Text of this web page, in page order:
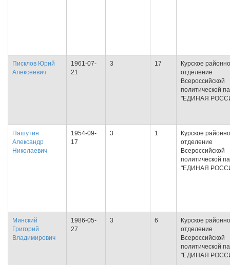
Писклов Юрий
Алексеевич
1961-07-
21
3 17
Курское
отделение
Всероссийской
политической
"ЕДИНАЯ
Пашутин
Александр
Николаевич
1954-09-
17
3 1
Курское
отделение
Всероссийской
политической
"ЕДИНАЯ
Минский
Григорий
Владимирович
1986-05-
27
3 6
Курское
отделение
Всероссийской
политической
"ЕДИНАЯ